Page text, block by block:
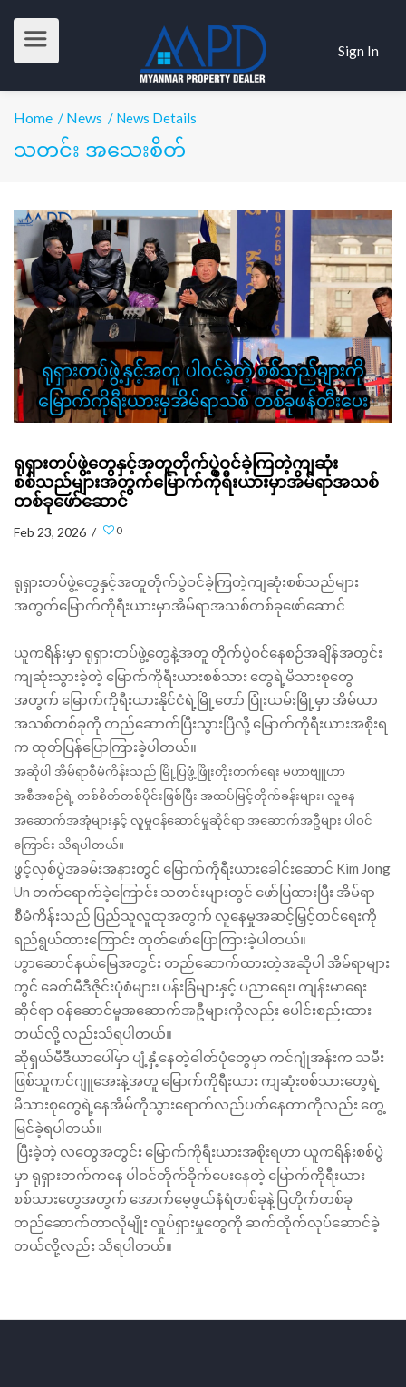
Sign In
Home / News / News Details
သတင်း အသေးစိတ်
ရုရှားတပ်ဖွဲ့တွေနှင့်အတူတိုက်ပွဲဝင်ခဲ့ကြတဲ့ကျဆုံး
စစ်သည်များအတွက်မြောက်ကိုရီးယားမှာအိမ်ရာအသစ်
တစ်ခုဖော်ဆောင်
Feb 23, 2026 / 0
ရုရှားတပ်ဖွဲ့တွေနှင့်အတူတိုက်ပွဲဝင်ခဲ့ကြတဲ့ကျဆုံးစစ်သည်များ
အတွက်မြောက်ကိုရီးယားမှာအိမ်ရာအသစ်တစ်ခုဖော်ဆောင်
ယူကရိန်းမှာ ရုရှားတပ်ဖွဲ့တွေနဲ့အတူ တိုက်ပွဲဝင်နေစဉ်အချိန်အတွင်း
ကျဆုံးသွားခဲ့တဲ့ မြောက်ကိုရီးယားစစ်သား တွေရဲ့မိသားစုတွေ
အတွက် မြောက်ကိုရီးယားနိုင်ငံရဲ့မြို့တော် ပြုံးယမ်းမြို့မှာ အိမ်ယာ
အသစ်တစ်ခုကို တည်ဆောက်ပြီးသွားပြီလို့ မြောက်ကိုရီးယားအစိုးရ
က ထုတ်ပြန်ပြောကြားခဲ့ပါတယ်။
အဆိုပါ အိမ်ရာစီမံကိန်းသည် မြို့ပြဖွံ့ဖြိုးတိုးတက်ရေး မဟာဗျူဟာ
အစီအစဉ်ရဲ့ တစ်စိတ်တစ်ပိုင်းဖြစ်ပြီး အထပ်မြင့်တိုက်ခန်းများ၊ လူနေ
အဆောက်အအုံများနှင့် လူမှုဝန်ဆောင်မှုဆိုင်ရာ အဆောက်အဦများ ပါဝင်
ကြောင်း သိရပါတယ်။
ဖွင့်လှစ်ပွဲအခမ်းအနားတွင် မြောက်ကိုရီးယားခေါင်းဆောင် Kim Jong
Un တက်ရောက်ခဲ့ကြောင်း သတင်းများတွင် ဖော်ပြထားပြီး အိမ်ရာ
စီမံကိန်းသည် ပြည်သူလူထုအတွက် လူနေမှုအဆင့်မြှင့်တင်ရေးကို
ရည်ရွယ်ထားကြောင်း ထုတ်ဖော်ပြောကြားခဲ့ပါတယ်။
ဟွာဆောင်နယ်မြေအတွင်း တည်ဆောက်ထားတဲ့အဆိုပါ အိမ်ရာများ
တွင် ခေတ်မီဒီဇိုင်းပုံစံများ၊ ပန်းခြံများနှင့် ပညာရေး၊ ကျန်းမာရေး
ဆိုင်ရာ ဝန်ဆောင်မှုအဆောက်အဦများကိုလည်း ပေါင်းစည်းထား
တယ်လို့ လည်းသိရပါတယ်။
ဆိုရှယ်မီဒီယာပေါ်မှာ ပျံ့နှံ့နေတဲ့ဓါတ်ပုံတွေမှာ ကင်ဂျုံအန်းက သမီး
ဖြစ်သူကင်ဂျူအေးနဲ့အတူ မြောက်ကိုရီးယား ကျဆုံးစစ်သားတွေရဲ့
မိသားစုတွေရဲ့နေအိမ်ကိုသွားရောက်လည်ပတ်နေတာကိုလည်း တွေ့
မြင်ခဲ့ရပါတယ်။
ပြီးခဲ့တဲ့ လတွေအတွင်း မြောက်ကိုရီးယားအစိုးရဟာ ယူကရိန်းစစ်ပွဲ
မှာ ရုရှားဘက်ကနေ ပါဝင်တိုက်ခိုက်ပေးနေတဲ့ မြောက်ကိုရီးယား
စစ်သားတွေအတွက် အောက်မေ့ဖွယ်နံရံတစ်ခုနဲ့ပြတိုက်တစ်ခု
တည်ဆောက်တာလိုမျိုး လှုပ်ရှားမှုတွေကို ဆက်တိုက်လုပ်ဆောင်ခဲ့
တယ်လို့လည်း သိရပါတယ်။